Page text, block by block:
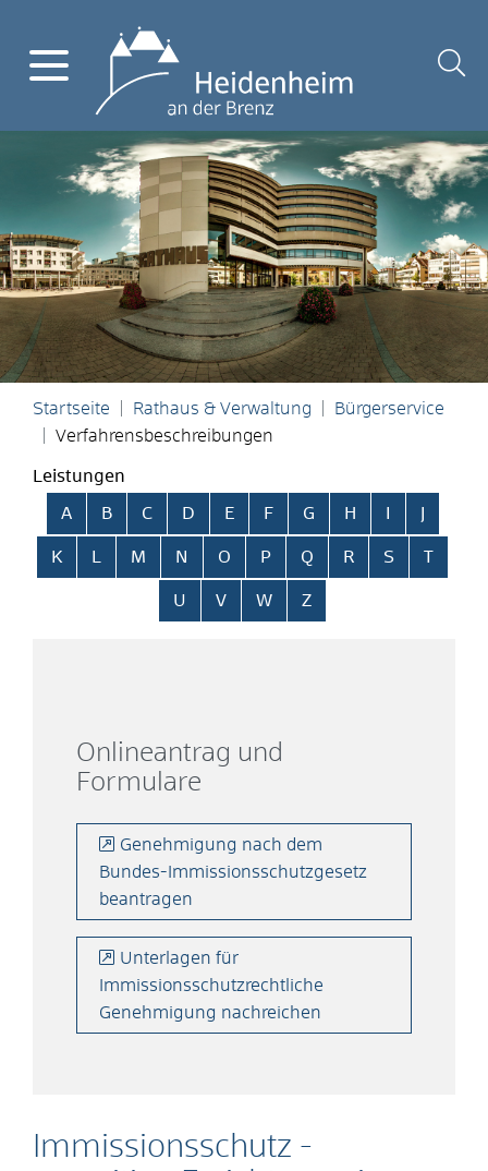
Startseite Rathaus & Verwaltung
Bürgerservice
Verfahrensbeschreibungen
Leistungen
Alphabetisches Register überspringen
A B C D E F G H
K L M N O P Q R S T
U V W Z
Immissionsschutz -
Onlineantrag und
Formulare
Genehmigung nach dem
Bundes-Immissionsschutzgesetz
beantragen
Unterlagen für
Immissionsschutzrechtliche
Genehmigung nachreichen